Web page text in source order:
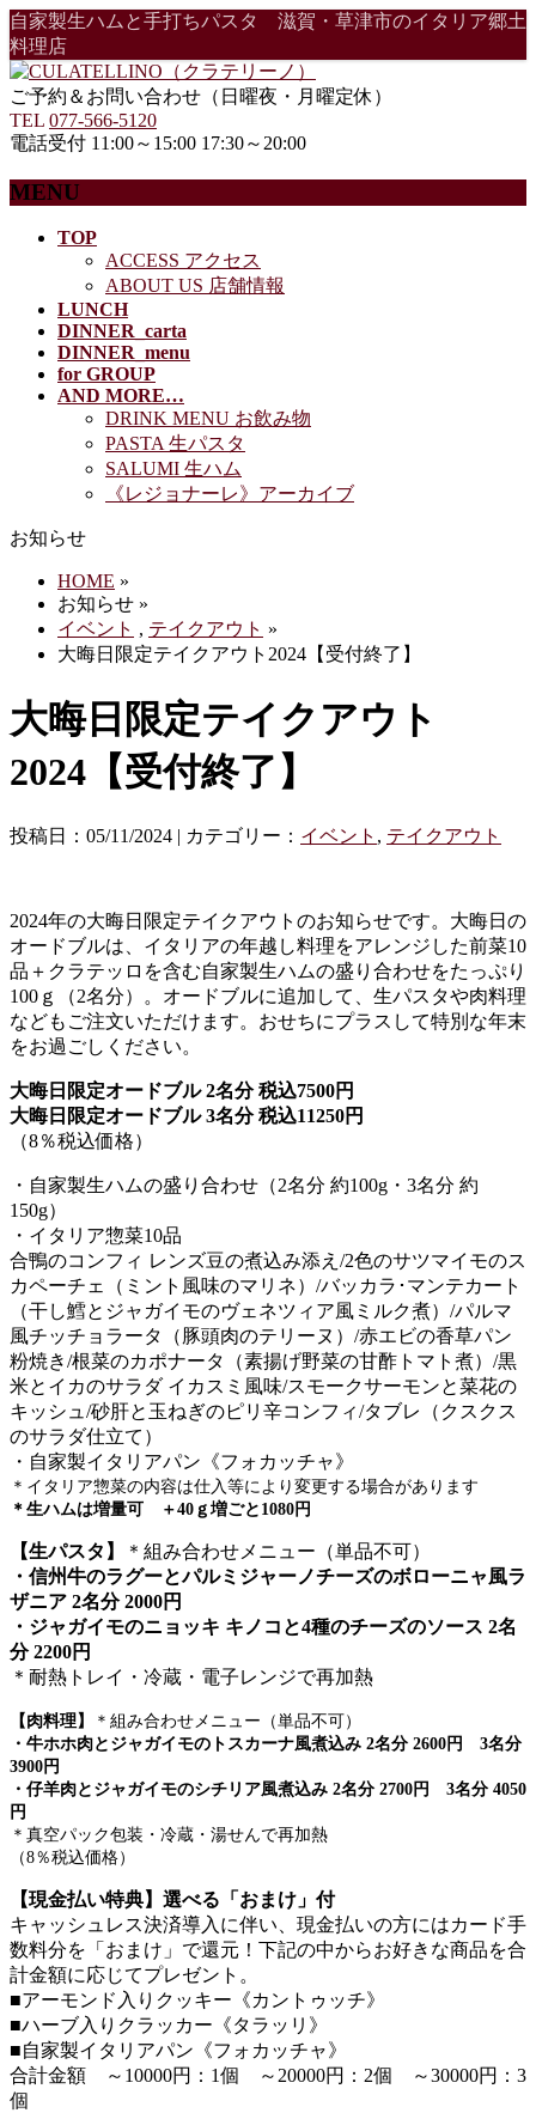
自家製生ハムと手打ちパスタ 滋賀・草津市のイタリア郷土
料理店
ご予約＆お問い合わせ（日曜夜・月曜定休）
TEL 077-566-5120
電話受付 11:00～15:00 17:30～20:00
MENU
TOP
ACCESS アクセス
ABOUT US 店舗情報
LUNCH
DINNER_carta
DINNER_menu
for GROUP
AND MORE…
DRINK MENU お飲み物
PASTA 生パスタ
SALUMI 生ハム
《レジョナーレ》アーカイブ
お知らせ
HOME »
お知らせ »
イベント , テイクアウト »
大晦日限定テイクアウト2024【受付終了】
大晦日限定テイクアウト
2024【受付終了】
投稿日：05/11/2024 | カテゴリー： イベント , テイクアウト
2024年の大晦日限定テイクアウトのお知らせです。大晦日の
オードブルは、イタリアの年越し料理をアレンジした前菜10
品＋クラテッロを含む自家製生ハムの盛り合わせをたっぷり
100ｇ（2名分）。オードブルに追加して、生パスタや肉料理
などもご注文いただけます。おせちにプラスして特別な年末
をお過ごしください。
大晦日限定オードブル 2名分 税込7500円
大晦日限定オードブル 3名分 税込11250円
（8％税込価格）
・自家製生ハムの盛り合わせ（2名分 約100g・3名分 約
150g）
・イタリア惣菜10品
合鴨のコンフィ レンズ豆の煮込み添え/2色のサツマイモのス
カペーチェ（ミント風味のマリネ）/バッカラ･マンテカート
（干し鱈とジャガイモのヴェネツィア風ミルク煮）/パルマ
風チッチョラータ（豚頭肉のテリーヌ）/赤エビの香草パン
粉焼き/根菜のカポナータ（素揚げ野菜の甘酢トマト煮）/黒
米とイカのサラダ イカスミ風味/スモークサーモンと菜花の
キッシュ/砂肝と玉ねぎのピリ辛コンフィ/タブレ（クスクス
のサラダ仕立て）
・自家製イタリアパン《フォカッチャ》
＊イタリア惣菜の内容は仕入等により変更する場合があります
＊生ハムは増量可 ＋40ｇ増ごと1080円
【生パスタ】
＊組み合わせメニュー（単品不可）
・信州牛のラグーとパルミジャーノチーズのボローニャ風ラ
ザニア 2名分 2000円
・ジャガイモのニョッキ キノコと4種のチーズのソース 2名
分 2200円
＊耐熱トレイ・冷蔵・電子レンジで再加熱
【肉料理】
＊組み合わせメニュー（単品不可）
・牛ホホ肉とジャガイモのトスカーナ風煮込み 2名分 2600円 3名分
3900円
・仔羊肉とジャガイモのシチリア風煮込み 2名分 2700円 3名分 4050
円
＊真空パック包装・冷蔵・湯せんで再加熱
（8％税込価格）
【現金払い特典】選べる「おまけ」付
キャッシュレス決済導入に伴い、現金払いの方にはカード手
数料分を「おまけ」で還元！下記の中からお好きな商品を合
計金額に応じてプレゼント。
■アーモンド入りクッキー《カントゥッチ》
■ハーブ入りクラッカー《タラッリ》
■自家製イタリアパン《フォカッチャ》
合計金額 ～10000円：1個 ～20000円：2個 ～30000円：3
個